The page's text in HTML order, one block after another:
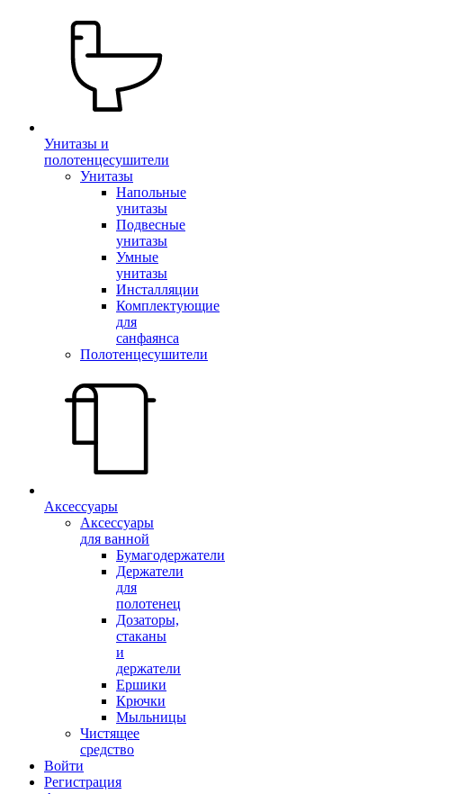
Унитазы и
полотенцесушители
Унитазы
Напольные
унитазы
Подвесные
унитазы
Умные
унитазы
Инсталляции
Комплектующие
для
санфаянса
Полотенцесушители
Аксессуары
Аксессуары
для ванной
Бумагодержатели
Держатели
для
полотенец
Дозаторы,
стаканы
и
держатели
Ершики
Крючки
Мыльницы
Чистящее
средство
Войти
Регистрация